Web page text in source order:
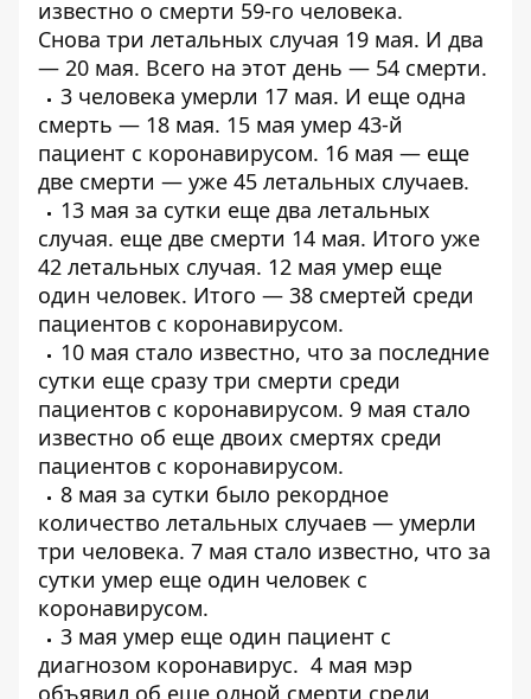
известно о смерти 59-го человека.
Снова три летальных случая 19 мая. И два
— 20 мая. Всего на этот день — 54 смерти.
3 человека умерли 17 мая. И еще одна
смерть — 18 мая. 15 мая умер 43-й
пациент с коронавирусом. 16 мая — еще
две смерти — уже 45 летальных случаев.
13 мая за сутки еще два летальных
случая. еще две смерти 14 мая. Итого уже
42 летальных случая. 12 мая умер еще
один человек. Итого — 38 смертей среди
пациентов с коронавирусом.
10 мая стало известно, что за последние
сутки еще сразу три смерти среди
пациентов с коронавирусом. 9 мая стало
известно об еще двоих смертях среди
пациентов с коронавирусом.
8 мая за сутки было рекордное
количество летальных случаев — умерли
три человека. 7 мая стало известно, что за
сутки умер еще один человек с
коронавирусом.
3 мая умер еще один пациент с
диагнозом коронавирус. 4 мая мэр
объявил об еще одной смерти среди